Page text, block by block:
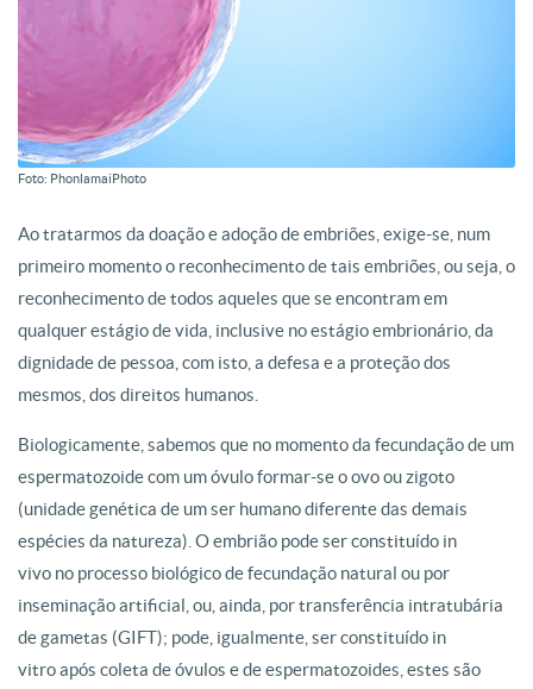
Foto: PhonlamaiPhoto
Ao tratarmos da doação e adoção de embriões, exige-se, num
primeiro momento o reconhecimento de tais embriões, ou seja, o
reconhecimento de todos aqueles que se encontram em
qualquer estágio de vida, inclusive no estágio embrionário, da
dignidade de pessoa, com isto, a defesa e a proteção dos
mesmos, dos direitos humanos.
Biologicamente, sabemos que no momento da fecundação de um
espermatozoide com um óvulo formar-se o ovo ou zigoto
(unidade genética de um ser humano diferente das demais
espécies da natureza). O embrião pode ser constituído in
vivo no processo biológico de fecundação natural ou por
inseminação artificial, ou, ainda, por transferência intratubária
de gametas (GIFT); pode, igualmente, ser constituído in
vitro após coleta de óvulos e de espermatozoides, estes são